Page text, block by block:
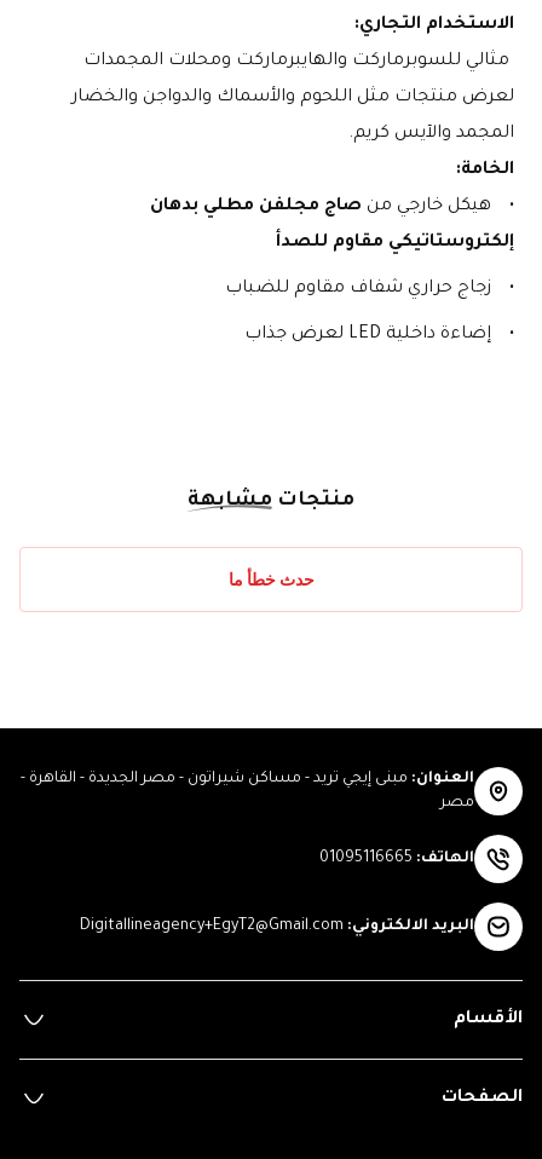
الاستخدام التجاري:
لعرض منتجات مثل اللحوم والأسماك والدواجن والخضار
المجمد والآيس كريم.
الخامة:
هيكل خارجي من
إلكتروستاتيكي مقاوم للصدأ
زجاج حراري شفاف مقاوم للضباب
إضاءة داخلية LED لعرض جذاب
منتجات مشابهة
حدث خطأ ما
العنوان: مبنى إيجي تريد - مساكن شيراتون - مصر الجديدة - القاهرة -
مصر
الهاتف:
01095116665
البريد الالكتروني:
Digitallineagency+EgyT2@Gmail.com
الأقسام
الصفحات